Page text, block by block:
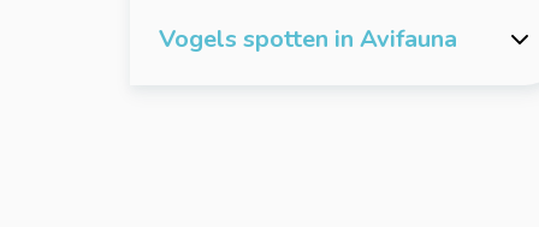
Vogels spotten in Avifauna